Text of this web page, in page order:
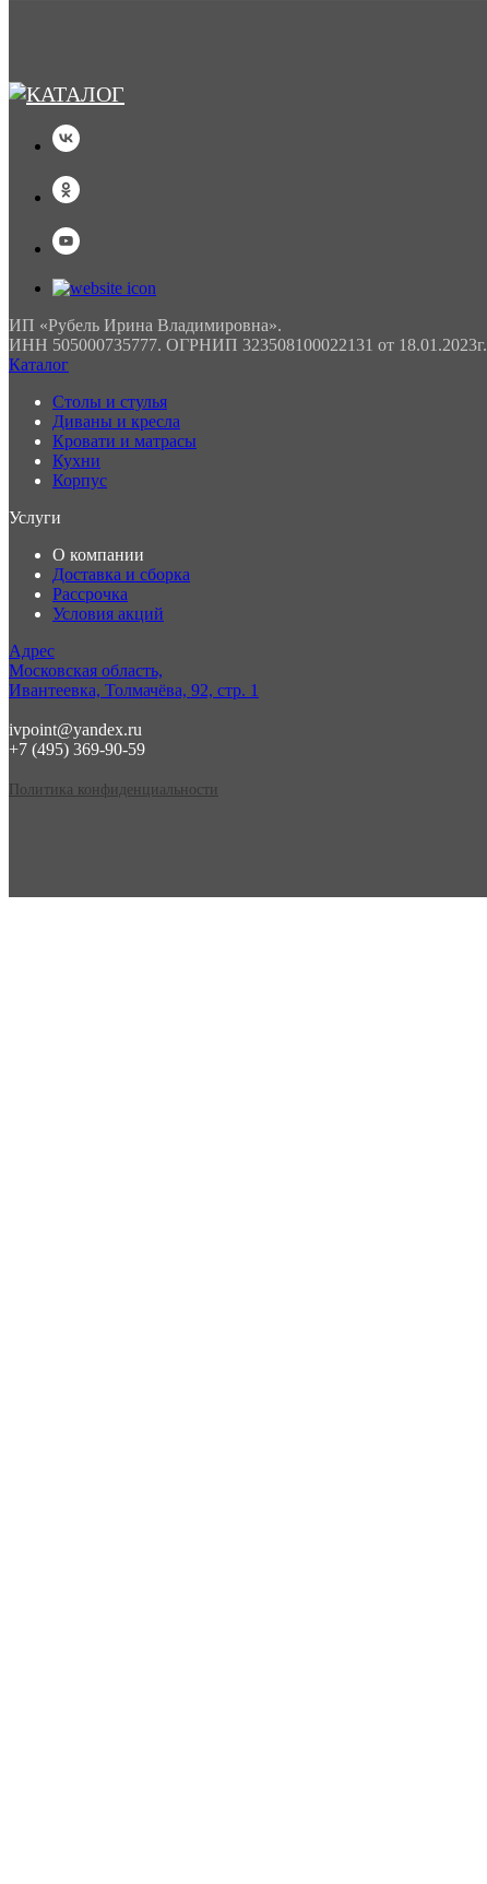
ИП «Рубель Ирина Владимировна».
ИНН 505000735777. ОГРНИП 323508100022131 от 18.01.2023г.
Каталог
Столы и стулья
Диваны и кресла
Кровати и матрасы
Кухни
Корпус
Услуги
О компании
Доставка и сборка
Рассрочка
Условия акций
Адрес
Московская область,
Ивантеевка, Толмачёва, 92, стр. 1
ivpoint@yandex.ru
+7 (495) 369-90-59
Политика конфиденциальности